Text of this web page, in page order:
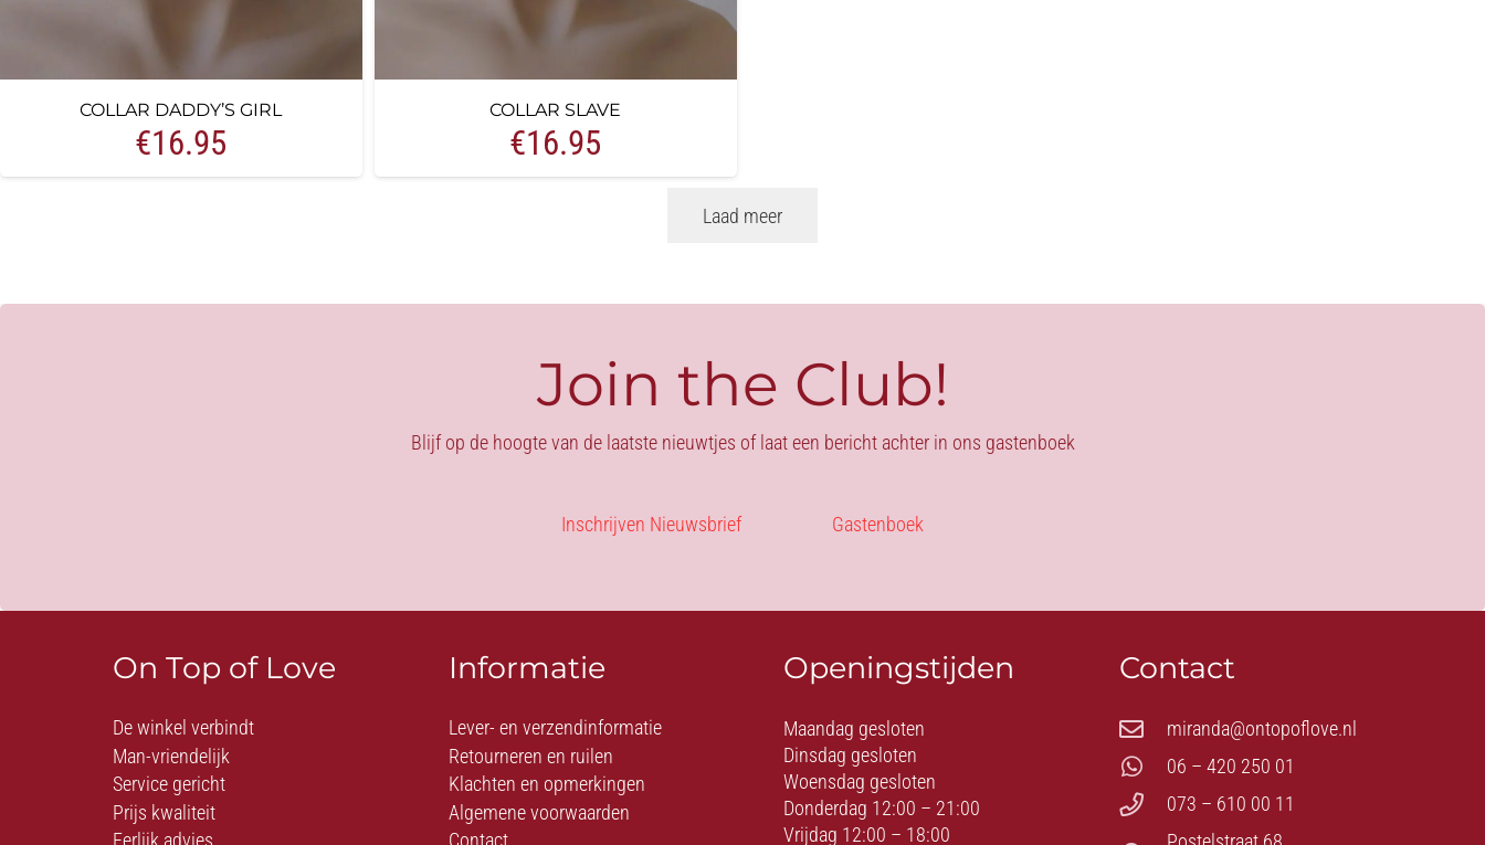
COLLAR DADDY’S GIRL
€16.95
COLLAR SLAVE
€16.95
Laad meer
Join the Club!
Blijf op de hoogte van de laatste nieuwtjes of laat een bericht achter in ons gastenboek
Inschrijven Nieuwsbrief Gastenboek
On Top of Love
De winkel verbindt
Man-vriendelijk
Service gericht
Prijs kwaliteit
Informatie
Lever- en verzendinformatie
Retourneren en ruilen
Klachten en opmerkingen
Algemene voorwaarden
Openingstijden
Maandag gesloten
Dinsdag gesloten
Woensdag gesloten
Donderdag 12:00 – 21:00
Vrijdag 12:00 – 18:00
Contact
miranda@ontopoflove.nl
06 – 420 250 01
073 – 610 00 11